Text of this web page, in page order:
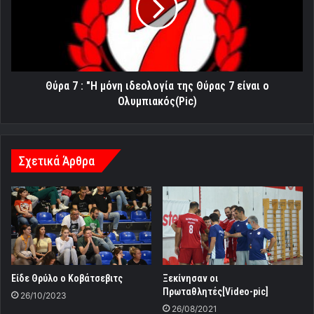
7
Θύρα 7 : "Η μόνη ιδεολογία της Θύρας 7 είναι ο
Ολυμπιακός(Pic)
Σχετικά Άρθρα
Είδε Θρύλο ο Κοβάτσεβιτς
26/10/2023
Ξεκίνησαν οι
Πρωταθλητές[Video-pic]
26/08/2021